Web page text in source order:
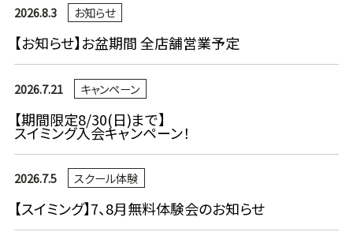
【お知らせ】お盆期間 全店舗営業予定
2026.8.3 お知らせ
【期間限定8/30(日)まで】
スイミング入会キャンペーン！
2026.7.21 キャンペーン
【スイミング】7、8月無料体験会のお知らせ
2026.7.5 スクール体験